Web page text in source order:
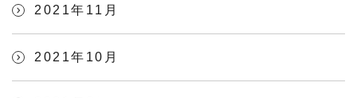
2021年11月
2021年10月